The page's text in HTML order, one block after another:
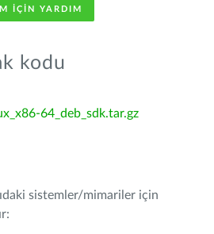
IÇIN YARDIM
kodu
64_deb_sdk.tar.gz
sistemler/mimariler için